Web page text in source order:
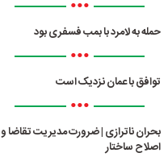
•••
حمله به لامرد با بمب فسفری بود
•••
توافق با عمان نزدیک است
•••
بحران ناترازی | ضرورت مدیریت تقاضا و
اصلاح ساختار